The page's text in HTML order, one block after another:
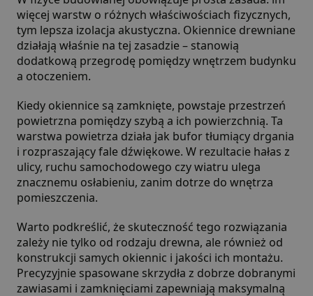
więcej warstw o różnych właściwościach fizycznych,
tym lepsza izolacja akustyczna. Okiennice drewniane
działają właśnie na tej zasadzie – stanowią
dodatkową przegrodę pomiędzy wnętrzem budynku
a otoczeniem.
Kiedy okiennice są zamknięte, powstaje przestrzeń
powietrzna pomiędzy szybą a ich powierzchnią. Ta
warstwa powietrza działa jak bufor tłumiący drgania
i rozpraszający fale dźwiękowe. W rezultacie hałas z
ulicy, ruchu samochodowego czy wiatru ulega
znacznemu osłabieniu, zanim dotrze do wnętrza
pomieszczenia.
Warto podkreślić, że skuteczność tego rozwiązania
zależy nie tylko od rodzaju drewna, ale również od
konstrukcji samych okiennic i jakości ich montażu.
Precyzyjnie spasowane skrzydła z dobrze dobranymi
zawiasami i zamknięciami zapewniają maksymalną